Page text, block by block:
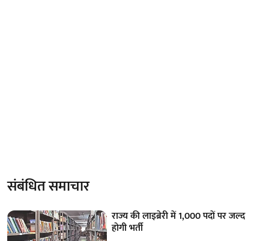
संबंधित समाचार
राज्य की लाइब्रेरी में 1,000 पदों पर जल्द
होगी भर्ती